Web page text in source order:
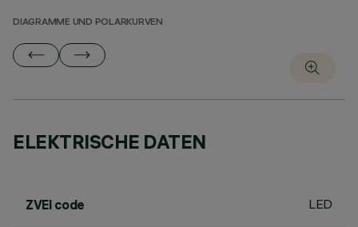
DIAGRAMME UND POLARKURVEN
ELEKTRISCHE DATEN
ZVEI code LED